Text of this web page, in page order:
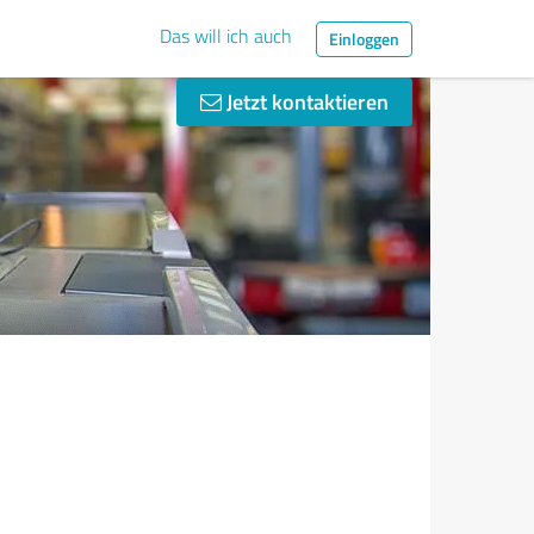
Das will ich auch Einloggen
Jetzt kontaktieren